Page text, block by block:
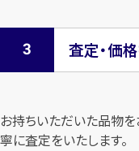
査定・価
お持ちいただいた品物
寧に査定をいたします。